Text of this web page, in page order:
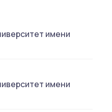
имени
имени